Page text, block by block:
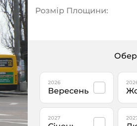
Розмір Площини:
2026
Вересень
2027